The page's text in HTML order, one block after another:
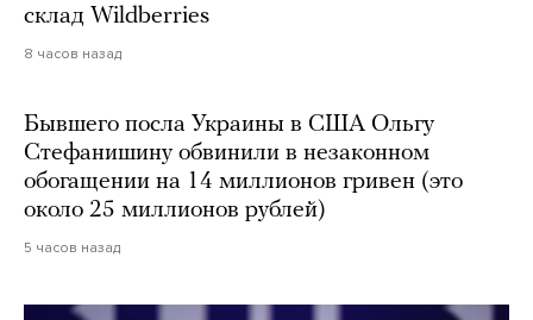
склад Wildberries
8 часов назад
Бывшего посла Украины в США Ольгу
Стефанишину обвинили в незаконном
обогащении на 14 миллионов гривен (это
около 25 миллионов рублей)
5 часов назад